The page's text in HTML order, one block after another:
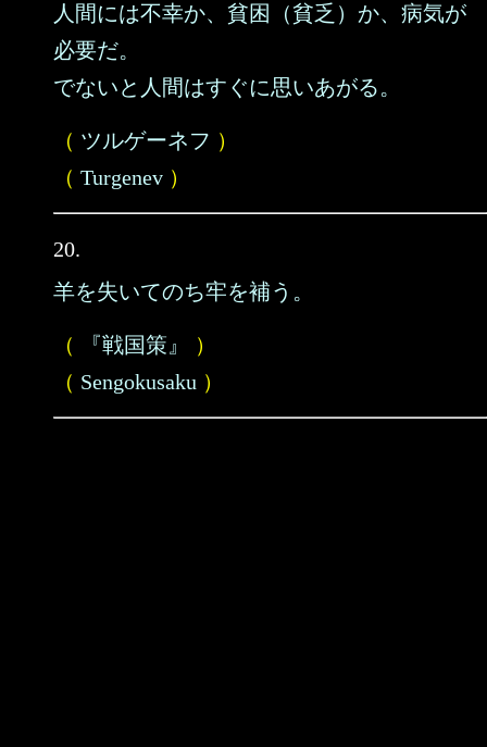
人間には不幸か、貧困（貧乏）か、病気が
必要だ。
でないと人間はすぐに思いあがる。
（ ツルゲーネフ ）
（ Turgenev ）
20.
羊を失いてのち牢を補う。
（ 『戦国策』
）
（ Sengokusaku ）